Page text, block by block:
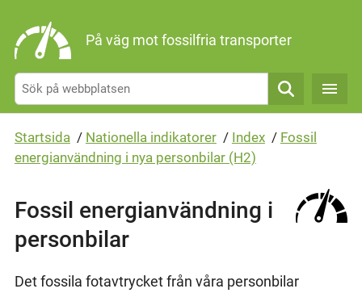
På väg mot fossilfria transporter
Sök
Startsida / Nationella indikatorer / Index / Fossil
energianvändning i nya personbilar (H2)
Fossil energianvändning i
personbilar
Det fossila fotavtrycket från våra personbilar